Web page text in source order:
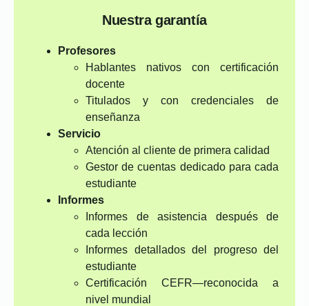
Nuestra garantía
Profesores
Hablantes nativos con certificación
docente
Titulados y con credenciales de
enseñanza
Servicio
Atención al cliente de primera calidad
Gestor de cuentas dedicado para cada
estudiante
Informes
Informes de asistencia después de
cada lección
Informes detallados del progreso del
estudiante
Certificación CEFR—reconocida a
nivel mundial